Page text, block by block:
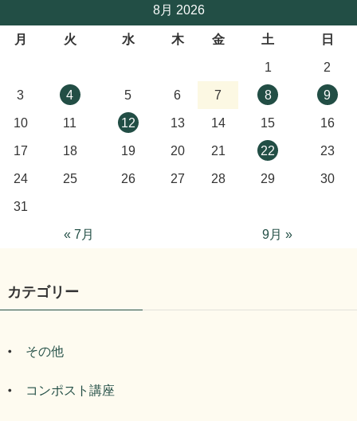
8月 2026
月 火 水 木 金 土
日
1
2
3
4 5 6 7 8
9
10
11 12 13 14 15
16
17
18 19 20 21 22
23
24
25 26 27 28 29
30
31
« 7月
9月 »
カテゴリー
その他
コンポスト講座